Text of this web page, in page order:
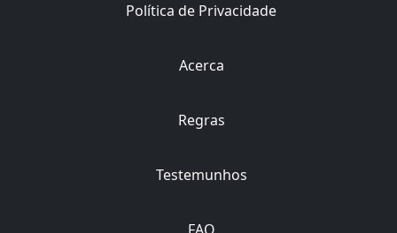
Política de Privacidade
Acerca
Regras
Testemunhos